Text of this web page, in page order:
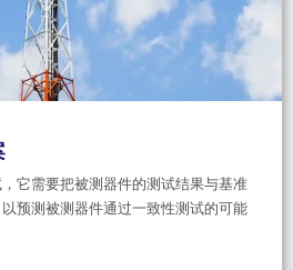
它需要把被测器件的测试结果与基准
预测被测器件通过一致性测试的可能